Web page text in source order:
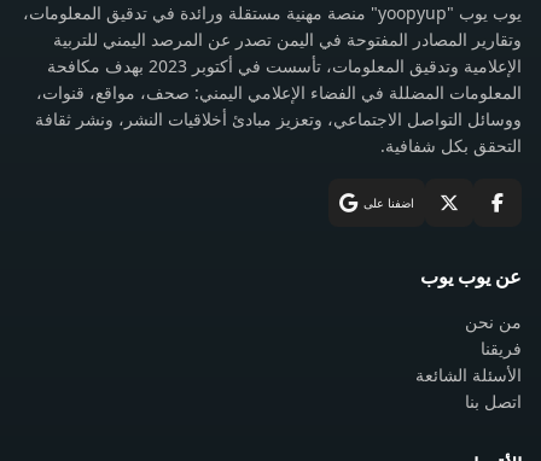
يوب يوب "yoopyup" منصة مهنية مستقلة ورائدة في تدقيق المعلومات،
وتقارير المصادر المفتوحة في اليمن تصدر عن المرصد اليمني للتربية
الإعلامية وتدقيق المعلومات، تأسست في أكتوبر 2023 بهدف مكافحة
المعلومات المضللة في الفضاء الإعلامي اليمني: صحف، مواقع، قنوات،
ووسائل التواصل الاجتماعي، وتعزيز مبادئ أخلاقيات النشر، ونشر ثقافة
التحقق بكل شفافية.
اضفنا على
عن يوب يوب
من نحن
فريقنا
الأسئلة الشائعة
اتصل بنا